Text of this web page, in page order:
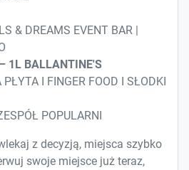
& DREAMS EVENT BAR |
1L BALLANTINE'S
I FINGER FOOD I SŁODKI
POPULARNI
z decyzją, miejsca szybko
swoje miejsce już teraz,